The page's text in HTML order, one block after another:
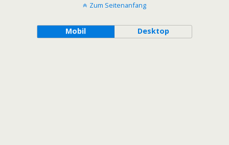
Zum Seitenanfang
Mobil Desktop